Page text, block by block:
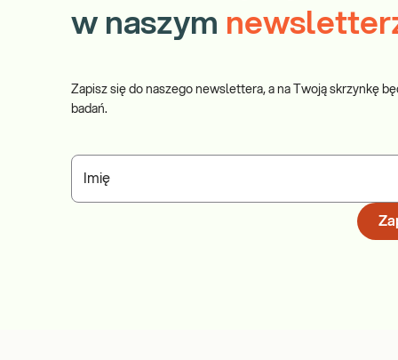
w naszym
Zapisz się do naszego newslettera, a na Twoją skrzynkę
badań.
Imię